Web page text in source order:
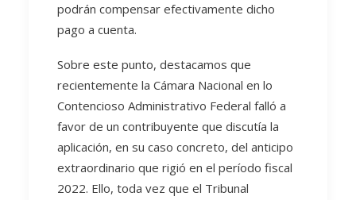
podrán compensar efectivamente dicho
pago a cuenta.
Sobre este punto, destacamos que
recientemente la Cámara Nacional en lo
Contencioso Administrativo Federal falló a
favor de un contribuyente que discutía la
aplicación, en su caso concreto, del anticipo
extraordinario que rigió en el período fiscal
2022. Ello, toda vez que el Tribunal